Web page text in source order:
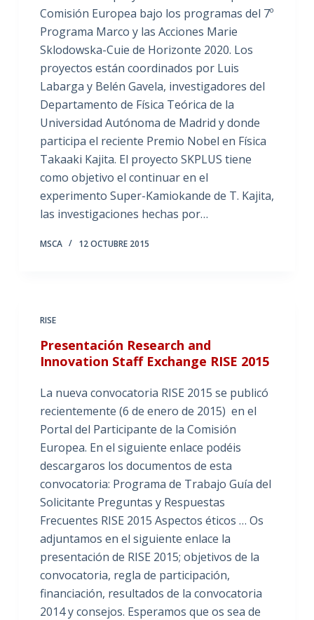
Comisión Europea bajo los programas del 7º
Programa Marco y las Acciones Marie
Sklodowska-Cuie de Horizonte 2020. Los
proyectos están coordinados por Luis
Labarga y Belén Gavela, investigadores del
Departamento de Física Teórica de la
Universidad Autónoma de Madrid y donde
participa el reciente Premio Nobel en Física
Takaaki Kajita. El proyecto SKPLUS tiene
como objetivo el continuar en el
experimento Super-Kamiokande de T. Kajita,
las investigaciones hechas por…
MSCA 12 OCTUBRE 2015
RISE
Presentación Research and
Innovation Staff Exchange RISE 2015
La nueva convocatoria RISE 2015 se publicó
recientemente (6 de enero de 2015) en el
Portal del Participante de la Comisión
Europea. En el siguiente enlace podéis
descargaros los documentos de esta
convocatoria: Programa de Trabajo Guía del
Solicitante Preguntas y Respuestas
Frecuentes RISE 2015 Aspectos éticos … Os
adjuntamos en el siguiente enlace la
presentación de RISE 2015; objetivos de la
convocatoria, regla de participación,
financiación, resultados de la convocatoria
2014 y consejos. Esperamos que os sea de